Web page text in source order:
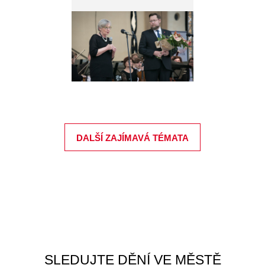
DALŠÍ ZAJÍMAVÁ TÉMATA
SLEDUJTE DĚNÍ VE MĚSTĚ